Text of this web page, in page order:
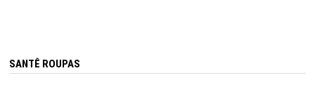
SANTÊ ROUPAS